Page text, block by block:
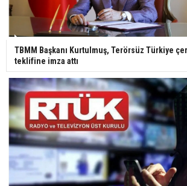
TBMM Başkanı Kurtulmuş, Terörsüz Türkiye
teklifine imza attı